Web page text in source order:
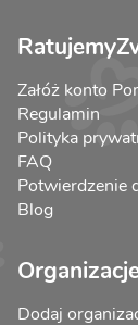
Załóż konto
Regulamin
Polityka
FAQ
Potwierdzenie
Blog
Dodaj